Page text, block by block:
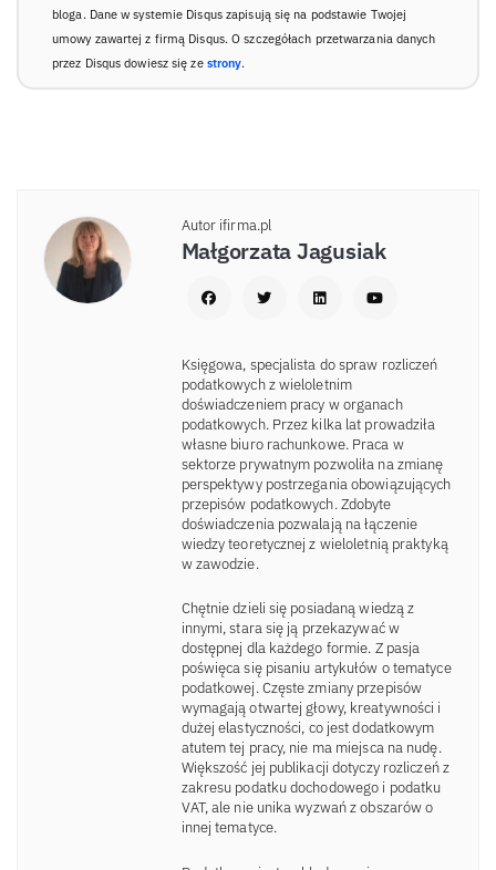
bloga. Dane w systemie Disqus zapisują się na podstawie Twojej
umowy zawartej z firmą Disqus. O szczegółach przetwarzania danych
przez Disqus dowiesz się ze strony.
Autor ifirma.pl
Małgorzata Jagusiak
Księgowa, specjalista do spraw rozliczeń
podatkowych z wieloletnim
doświadczeniem pracy w organach
podatkowych. Przez kilka lat prowadziła
własne biuro rachunkowe. Praca w
sektorze prywatnym pozwoliła na zmianę
perspektywy postrzegania obowiązujących
przepisów podatkowych. Zdobyte
doświadczenia pozwalają na łączenie
wiedzy teoretycznej z wieloletnią praktyką
w zawodzie.
Chętnie dzieli się posiadaną wiedzą z
innymi, stara się ją przekazywać w
dostępnej dla każdego formie. Z pasja
poświęca się pisaniu artykułów o tematyce
podatkowej. Częste zmiany przepisów
wymagają otwartej głowy, kreatywności i
dużej elastyczności, co jest dodatkowym
atutem tej pracy, nie ma miejsca na nudę.
Większość jej publikacji dotyczy rozliczeń z
zakresu podatku dochodowego i podatku
VAT, ale nie unika wyzwań z obszarów o
innej tematyce.